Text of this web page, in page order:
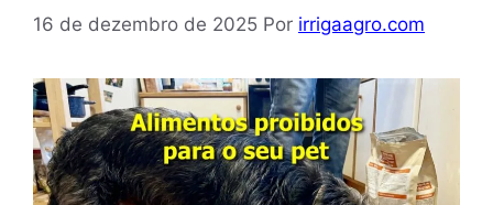
16 de dezembro de 2025 Por irrigaagro.com